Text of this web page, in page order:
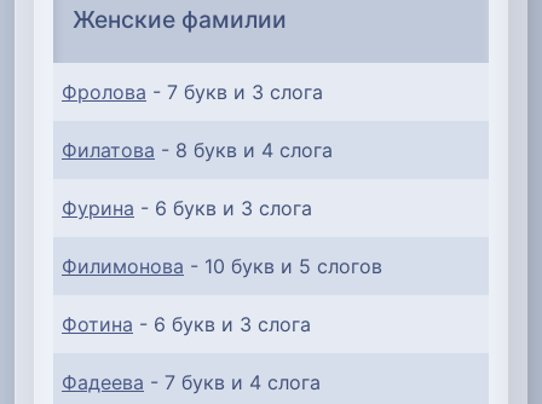
Женские фамилии
Фролова - 7 букв и 3 слога
Филатова - 8 букв и 4 слога
Фурина - 6 букв и 3 слога
Филимонова - 10 букв и 5 слогов
Фотина - 6 букв и 3 слога
Фадеева - 7 букв и 4 слога